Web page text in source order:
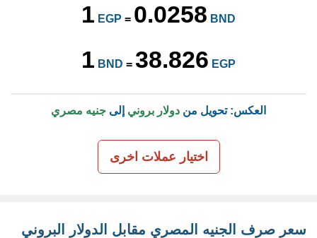
1 EGP = 0.0258 BND
1 BND = 38.826 EGP
العكس: تحويل من دولار بروني إلى جنيه مصري
اختيار عملات اخرى
سعر صرف الجنيه المصري مقابل الدولار البروني